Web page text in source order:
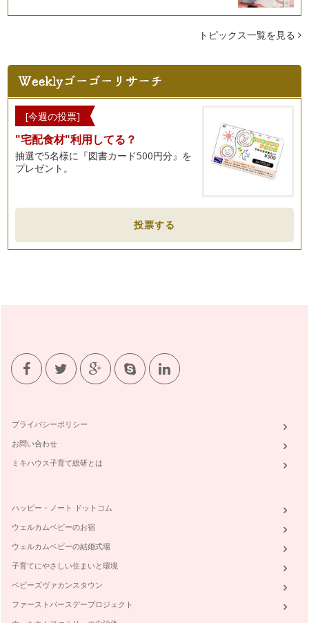
この春、茨城県で「子育てタクシー」がスタートすることにな
ママだって泣いちゃうときもある
数年前、育児情報誌『ままとーん♪』が完成した日のこと。当
時、私は編集長を務めながら、家では…
研究学園都市つくばの教育環境①科学のまちつくば
私の住んでいる茨城県つくば市は、1960年代から筑波研究学
園都市として計画的なまちづくりが…
こん（蓮根）生産量日本一！ …
赤ちゃんが参加できる♪つくば100本のクリスマスツリー
12月が近づくと、街は一気にクリスマスムード。そこで、光
みなさんは、普段ラジオを聴かれますか？ 3／11の震災で、
つ…
っしゃいます。我が家でも、&nbs…
新聞ビリビリで、ママのストレスも飛んでけー
今回は、ままとーんつどいの広場で大人気な遊び、『新聞ビリ
ビリ』をご紹介します。 &…
この夏休み、家族で東北の被災地を訪れました。 子どもに被
災地を見せてよいものか？と…
我が子や身近な人を守れる？
先日、ままとーんで「救命救急講習会」を開催しました。 今
トピックス一覧を見る
[今週の投票]
"宅配食材"利用してる？
抽選で5名様に『図書カード500円分』を
プレゼント。
投票する
プライバシーポリシー
お問い合わせ
ミキハウス子育て総研とは
ハッピー・ノート ドットコム
ウェルカムベビーのお宿
ウェルカムベビーの結婚式場
子育てにやさしい住まいと環境
ベビーズヴァカンスタウン
ファーストバースデープロジェクト